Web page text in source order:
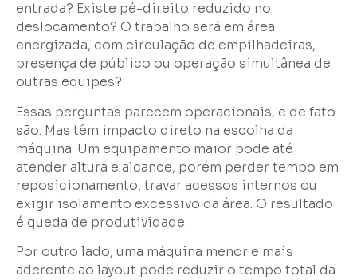
entrada? Existe pé-direito reduzido no
deslocamento? O trabalho será em área
energizada, com circulação de empilhadeiras,
presença de público ou operação simultânea de
outras equipes?
Essas perguntas parecem operacionais, e de fato
são. Mas têm impacto direto na escolha da
máquina. Um equipamento maior pode até
atender altura e alcance, porém perder tempo em
reposicionamento, travar acessos internos ou
exigir isolamento excessivo da área. O resultado
é queda de produtividade.
Por outro lado, uma máquina menor e mais
aderente ao layout pode reduzir o tempo total da